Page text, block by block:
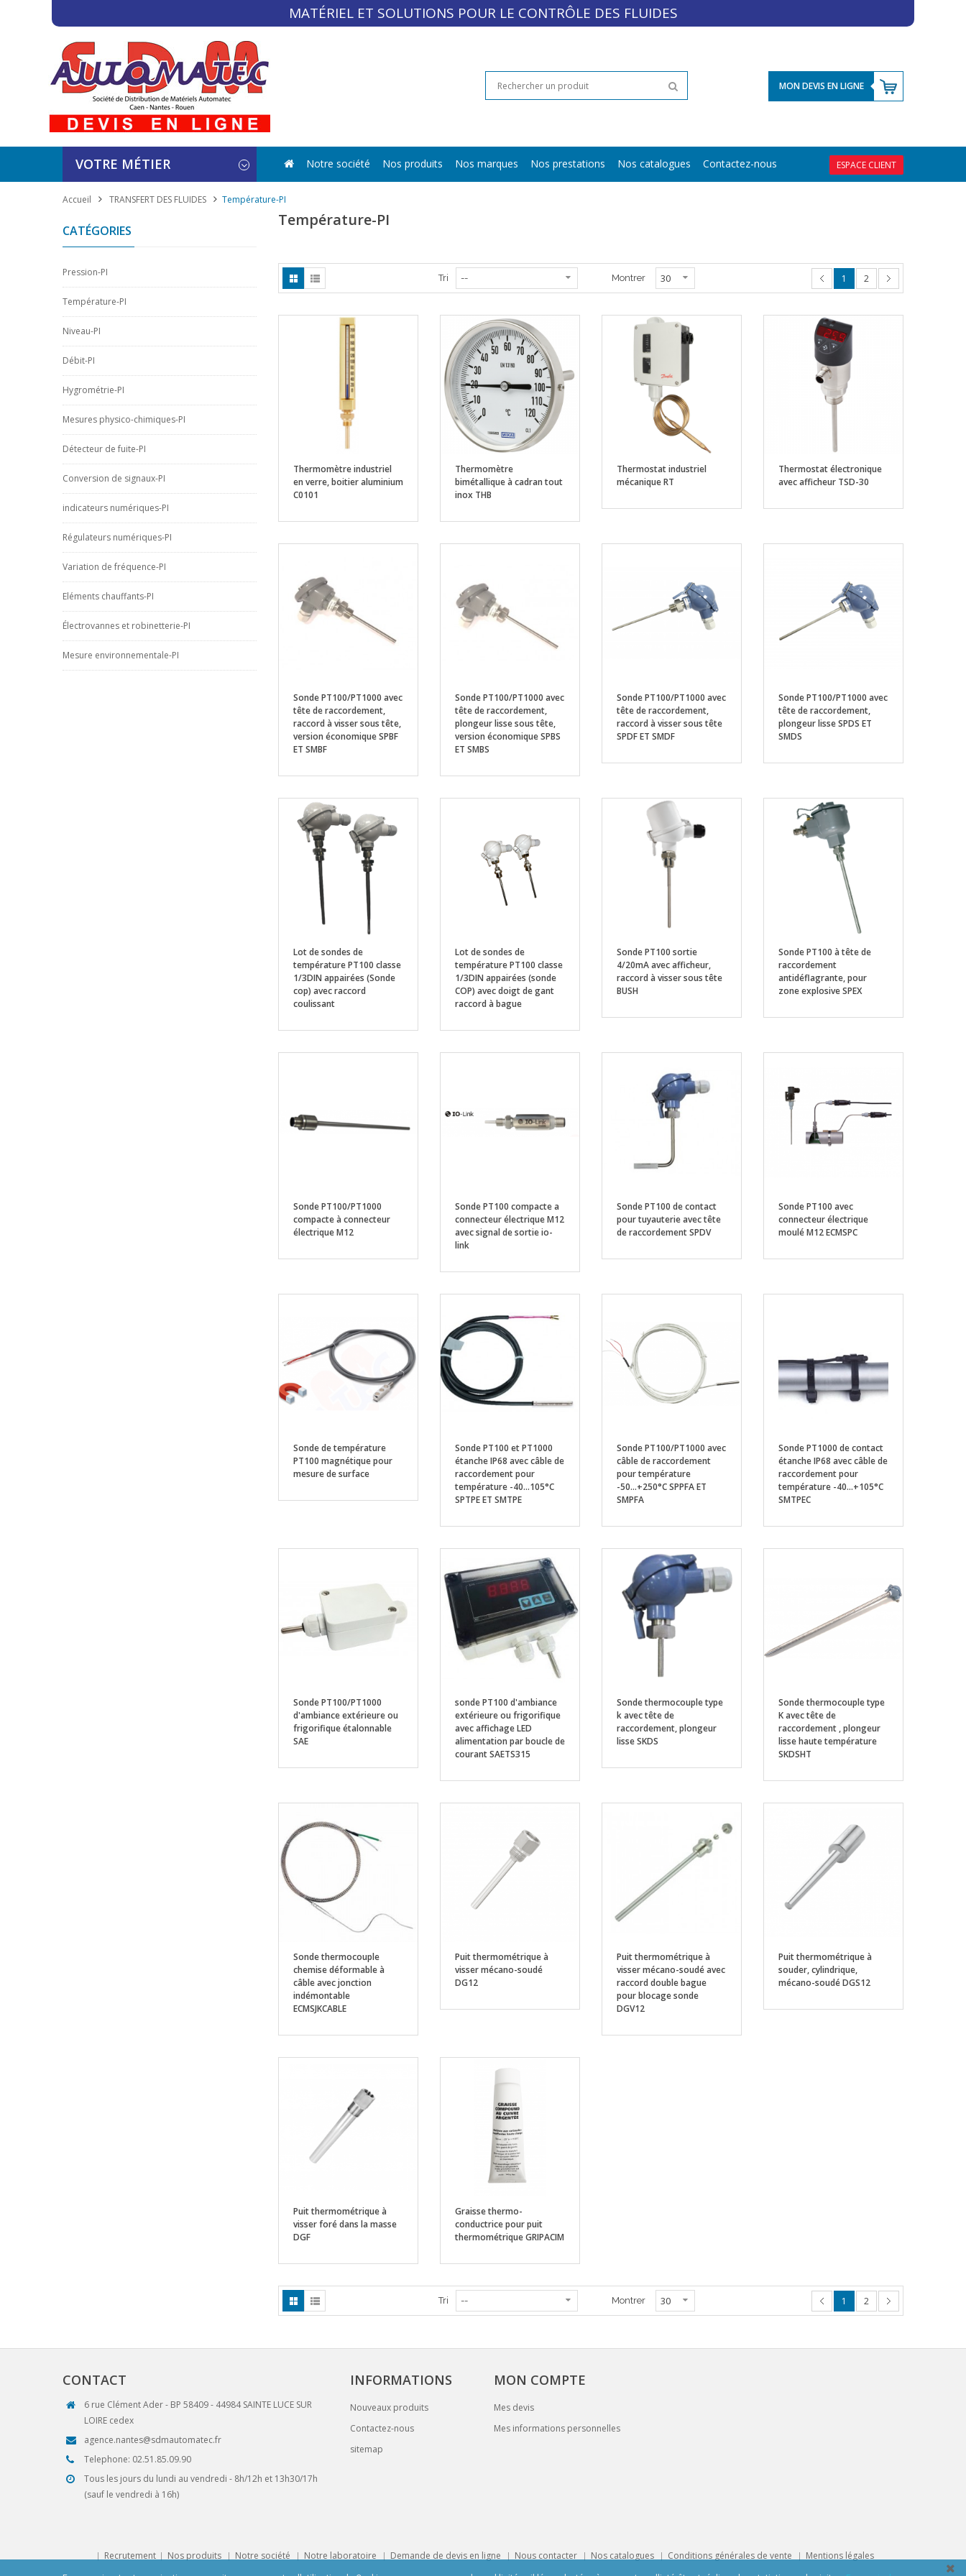
MATÉRIEL ET SOLUTIONS POUR LE CONTRÔLE DES FLUIDES
MON DEVIS EN LIGNE
Notre société Nos produits Nos marques Nos prestations Nos catalogues Contactez-nous ESPACE CLIENT
VOTRE MÉTIER
Accueil TRANSFERT DES FLUIDES Température-PI
CATÉGORIES
Pression-PI
Température-PI
Niveau-PI
Débit-PI
Hygrométrie-PI
Mesures physico-chimiques-PI
Détecteur de fuite-PI
Conversion de signaux-PI
indicateurs numériques-PI
Régulateurs numériques-PI
Variation de fréquence-PI
Eléments chauffants-PI
Électrovannes et robinetterie-PI
Mesure environnementale-PI
Température-PI
Tri Montrer 1 2
Thermomètre industriel
en verre, boitier aluminium
C0101
Thermomètre
bimétallique à cadran tout
inox THB
Thermostat industriel
mécanique RT
Thermostat électronique
avec afficheur TSD-30
Sonde PT100/PT1000 avec
tête de raccordement,
raccord à visser sous tête,
version économique SPBF
ET SMBF
Sonde PT100/PT1000 avec
tête de raccordement,
plongeur lisse sous tête,
version économique SPBS
ET SMBS
Sonde PT100/PT1000 avec
tête de raccordement,
raccord à visser sous tête
SPDF ET SMDF
Sonde PT100/PT1000 avec
tête de raccordement,
plongeur lisse SPDS ET
SMDS
Lot de sondes de
température PT100 classe
1/3DIN appairées (Sonde
cop) avec raccord
coulissant
Lot de sondes de
température PT100 classe
1/3DIN appairées (sonde
COP) avec doigt de gant
raccord à bague
Sonde PT100 sortie
4/20mA avec afficheur,
raccord à visser sous tête
BUSH
Sonde PT100 à tête de
raccordement
antidéflagrante, pour
zone explosive SPEX
Sonde PT100/PT1000
compacte à connecteur
électrique M12
Sonde PT100 compacte a
connecteur électrique M12
avec signal de sortie io-
link
Sonde PT100 de contact
pour tuyauterie avec tête
de raccordement SPDV
Sonde PT100 avec
connecteur électrique
moulé M12 ECMSPC
Sonde de température
PT100 magnétique pour
mesure de surface
Sonde PT100 et PT1000
étanche IP68 avec câble de
raccordement pour
température -40...105°C
SPTPE ET SMTPE
Sonde PT100/PT1000 avec
câble de raccordement
pour température
-50...+250°C SPPFA ET
SMPFA
Sonde PT1000 de contact
étanche IP68 avec câble de
raccordement pour
température -40...+105°C
SMTPEC
Sonde PT100/PT1000
d'ambiance extérieure ou
frigorifique étalonnable
SAE
sonde PT100 d'ambiance
extérieure ou frigorifique
avec affichage LED
alimentation par boucle de
courant SAETS315
Sonde thermocouple type
k avec tête de
raccordement, plongeur
lisse SKDS
Sonde thermocouple type
K avec tête de
raccordement , plongeur
lisse haute température
SKDSHT
Sonde thermocouple
chemise déformable à
câble avec jonction
indémontable
ECMSJKCABLE
Puit thermométrique à
visser mécano-soudé
DG12
Puit thermométrique à
visser mécano-soudé avec
raccord double bague
pour blocage sonde
DGV12
Puit thermométrique à
souder, cylindrique,
mécano-soudé DGS12
Puit thermométrique à
visser foré dans la masse
DGF
Graisse thermo-
conductrice pour puit
thermométrique GRIPACIM
Tri Montrer 1 2
CONTACT
6 rue Clément Ader - BP 58409 - 44984 SAINTE LUCE SUR
LOIRE cedex
agence.nantes@sdmautomatec.fr
Telephone: 02.51.85.09.90
Tous les jours du lundi au vendredi - 8h/12h et 13h30/17h
(sauf le vendredi à 16h)
INFORMATIONS
Nouveaux produits
Contactez-nous
sitemap
MON COMPTE
Mes devis
Mes informations personnelles
Recrutement Nos produits Notre société Notre laboratoire Demande de devis en ligne Nous contacter Nos catalogues Conditions générales de vente Mentions légales